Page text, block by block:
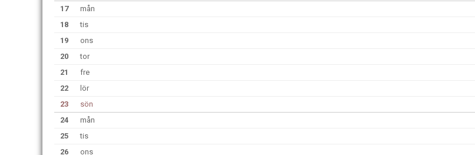
17
mån
18
tis
19
ons
20
tor
21
fre
22
lör
23
sön
24
mån
25
tis
26
ons